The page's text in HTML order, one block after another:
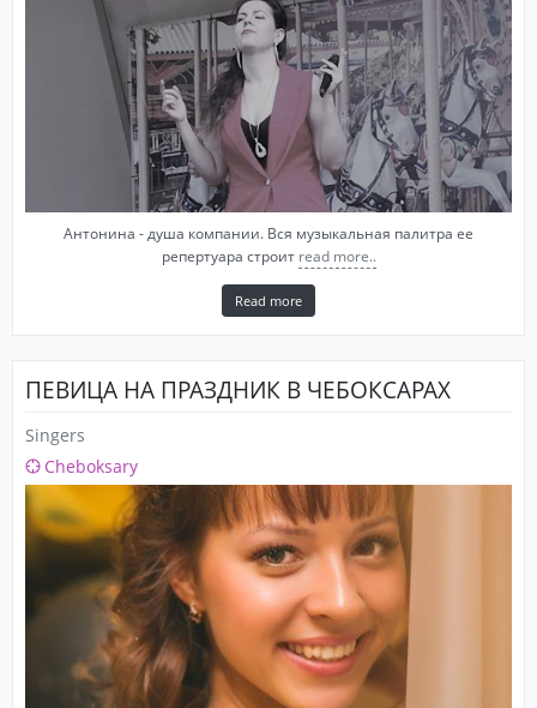
Антонина - душа компании. Вся музыкальная палитра ее
репертуара строит read more..
Read more
ПЕВИЦА НА ПРАЗДНИК В ЧЕБОКСАРАХ
Singers
Cheboksary